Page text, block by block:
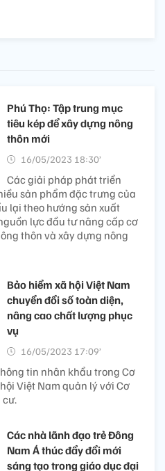
Phú Thọ: Tập trung mục
tiêu kép để xây dựng nông
thôn mới
16/05/2023 18:30’
Các giải pháp phát triển
sản phẩm đặc trưng của
lại theo hướng sản xuất
lực đầu tư nâng cấp cơ
thôn và xây dựng nông
Bảo hiểm xã hội Việt Nam
chuyển đổi số toàn diện,
nâng cao chất lượng phục
vụ
16/05/2023 17:09’
tin nhân khẩu trong Cơ
Việt Nam quản lý với Cơ
cư.
Các nhà lãnh đạo trẻ Đông
Nam Á thúc đẩy đổi mới
sáng tạo trong giáo dục đại